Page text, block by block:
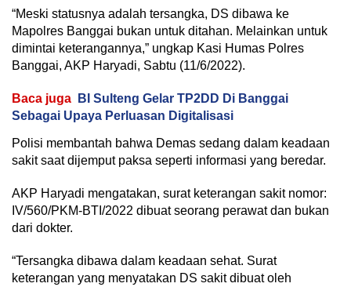
“Meski statusnya adalah tersangka, DS dibawa ke
Mapolres Banggai bukan untuk ditahan. Melainkan untuk
dimintai keterangannya,” ungkap Kasi Humas Polres
Banggai, AKP Haryadi, Sabtu (11/6/2022).
Baca juga
BI Sulteng Gelar TP2DD Di Banggai
Sebagai Upaya Perluasan Digitalisasi
Polisi membantah bahwa Demas sedang dalam keadaan
sakit saat dijemput paksa seperti informasi yang beredar.
AKP Haryadi mengatakan, surat keterangan sakit nomor:
IV/560/PKM-BTI/2022 dibuat seorang perawat dan bukan
dari dokter.
“Tersangka dibawa dalam keadaan sehat. Surat
keterangan yang menyatakan DS sakit dibuat oleh